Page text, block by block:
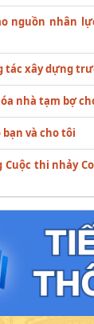
nguồn nhân
tác xây dựng
nhà tạm bợ
bạn và cho tôi
Cuộc thi nhảy